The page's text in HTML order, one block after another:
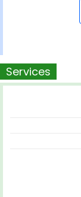
Services